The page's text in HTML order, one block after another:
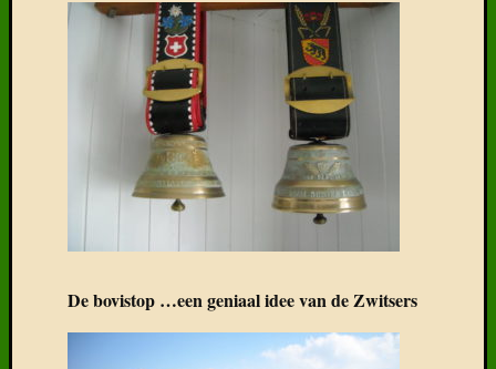
De bovistop …een geniaal idee van de Zwitsers